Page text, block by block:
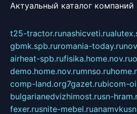
Актуальный каталог
t25-tractor.runashicveti.ru
gbmk.spb.ruromania-today.ru
airheat-spb.rufisika.home.nov.ru
demo.home.nov.rumnso.ru
comp-land.org7gazet.rubicom-
bulgarianedvizhimost.rusn-
fexer.rusnite-mebel.ru